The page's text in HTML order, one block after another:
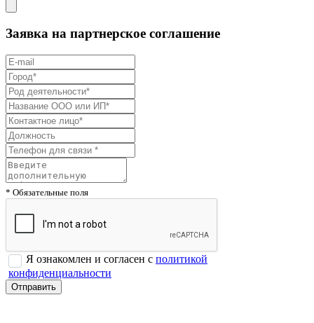
Заявка на партнерское соглашение
* Обязательные поля
Я ознакомлен и согласен с политикой
конфиденциальности